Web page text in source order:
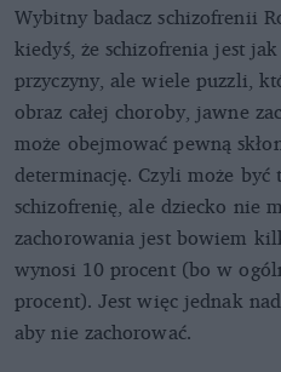
Wybitny badacz schizofrenii
kiedyś, że schizofrenia jest
przyczyny, ale wiele puzzli,
obraz całej choroby, jawne
może obejmować pewną
determinację. Czyli może
schizofrenię, ale dziecko nie
zachorowania jest bowiem
wynosi 10 procent (bo w
procent). Jest więc jednak
aby nie zachorować.